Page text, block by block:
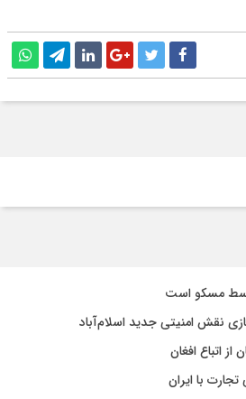
مسکو است
نقش امنیتی جدید اسلام‌آباد
اتباع افغان
با ایران